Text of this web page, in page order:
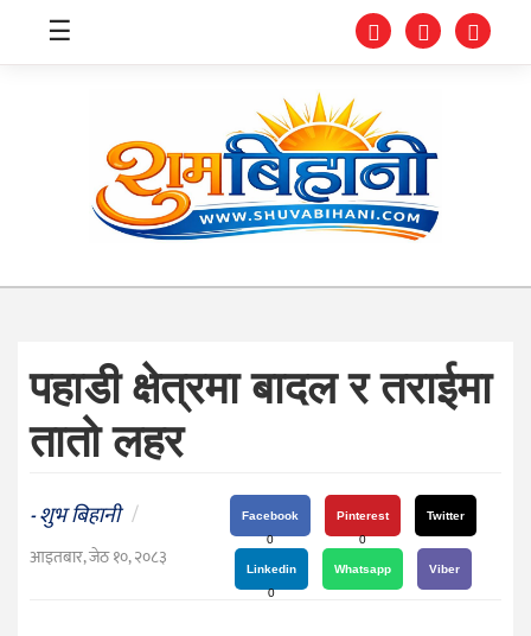
स्वास्थ्य
संघीय
प्रविधि
जीवनशैली
दर्शन
☰
पहाडी क्षेत्रमा बादल र तराईमा
तातो लहर
-शुभ बिहानी /
आइतबार, जेठ १०, २०८३
Facebook
0
Pinterest
0
Twitter
Linkedin
0
Whatsapp Viber